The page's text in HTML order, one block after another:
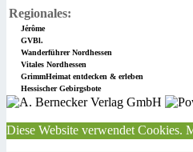
Regionales:
Jérôme
GVBl.
Wanderführer Nordhessen
Vitales Nordhessen
GrimmHeimat entdecken & erleben
Hessischer Gebirgsbote
Diese Website verwendet Cookies.